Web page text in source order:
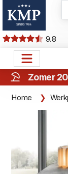
9.8
Zomer
Home